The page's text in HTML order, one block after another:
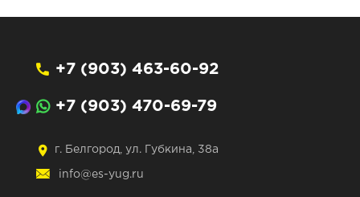
+7 (903) 463-60-92
+7 (903) 470-69-79
г. Белгород, ул. Губкина, 38а
info@es-yug.ru